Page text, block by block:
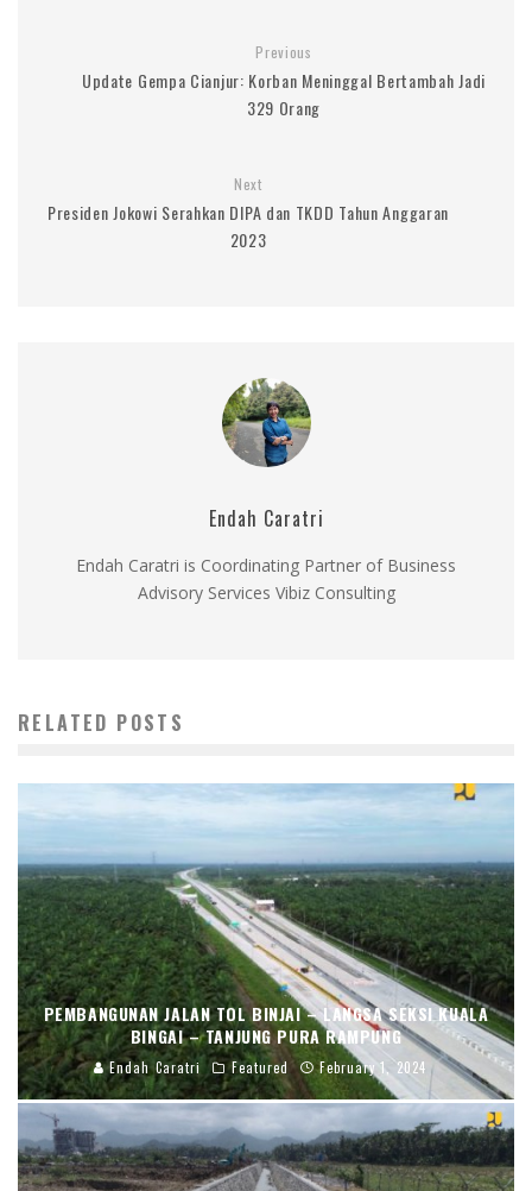
Previous
Update Gempa Cianjur: Korban Meninggal Bertambah Jadi
329 Orang
Next
Presiden Jokowi Serahkan DIPA dan TKDD Tahun Anggaran
2023
Endah Caratri
Endah Caratri is Coordinating Partner of Business
Advisory Services Vibiz Consulting
RELATED POSTS
PEMBANGUNAN JALAN TOL BINJAI – LANGSA SEKSI KUALA
BINGAI – TANJUNG PURA RAMPUNG
Endah Caratri Featured February 1, 2024